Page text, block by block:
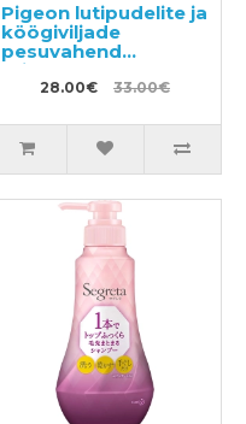
Pigeon lutipudelite ja
köögiviljade
pesuvahend
täitepakend 1.4l
28.00€ 33.00€